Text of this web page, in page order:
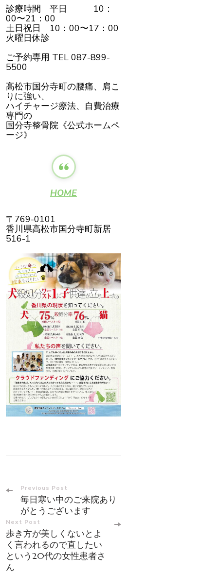
診療時間 平日 10：
00〜21：00
土日祝日 10：00〜17：00
火曜日休診
ご予約専用 TEL 087-899-
5500
高松市国分寺町の腰痛、肩こ
りに強い、
ハイチャージ療法、自費治療
専門の
国分寺整骨院《公式ホームペ
ージ》
HOME
〒769-0101
香川県高松市国分寺町新居
516-1
Post
Navigation
Previous Post
毎日寒い中のご来院あり
がとうございます
Next Post
歩き方が美しくないとよ
く言われるので直したい
という20代の女性患者さ
ん